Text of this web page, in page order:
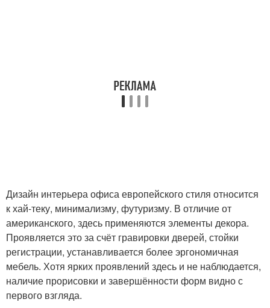
Дизайн интерьера офиса европейского стиля относится
к хай-теку, минимализму, футуризму. В отличие от
американского, здесь применяются элементы декора.
Проявляется это за счёт гравировки дверей, стойки
регистрации, устанавливается более эргономичная
мебель. Хотя ярких проявлений здесь и не наблюдается,
наличие прорисовки и завершённости форм видно с
первого взгляда.